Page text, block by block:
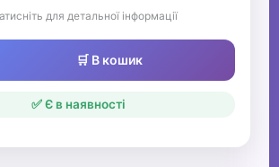
для детальної інформації
🛒 В кошик
✅ Є в наявності